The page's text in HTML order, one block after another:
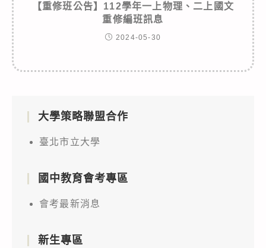
【重修班公告】112學年一上物理、二上國文
重修編班訊息
2024-05-30
大學策略聯盟合作
臺北市立大學
國中教育會考專區
會考最新消息
新生專區